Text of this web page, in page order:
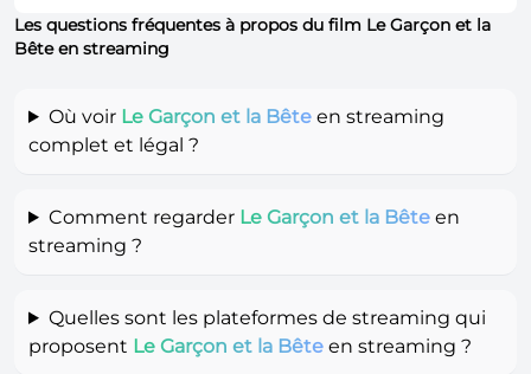
Les questions fréquentes à propos du film Le Garçon et la
Bête en streaming
Où voir Le Garçon et la Bêteen streaming
complet et légal ?
Comment regarder Le Garçon et la Bêteen
streaming ?
Quelles sont les plateformes de streaming qui
proposent Le Garçon et la Bête en streaming ?